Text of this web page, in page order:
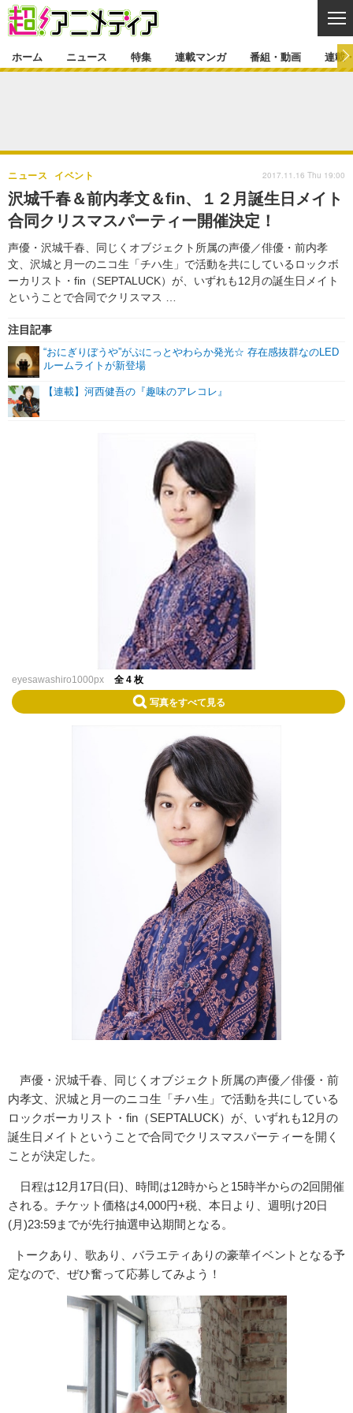
ゲーム・アプリ マンガ
グッズ イベント
声優 コスプレ
舞台 新帝スタ
特集一覧 カバー
ラキりす
連載マンガ
連載マンガ一覧 連載一覧
番組・動画
番組・動画一覧 ラジオ
動画
連載・ブログ
連載・ブログ一覧 コラム
編集部ブログ・お知らせ
ホーム ニュース 特集 連載マンガ 番組・動画 連載
沢城千春＆前内孝文＆fin、１２月誕生日メイト
合同クリスマスパーティー開催決定！
声優・沢城千春、同じくオブジェクト所属の声優／俳優・前内孝
文、沢城と月一のニコ生「チハ生」で活動を共にしているロックボ
ーカリスト・fin（SEPTALUCK）が、いずれも12月の誕生日メイト
ということで合同でクリスマス …
ニュース イベント
注目記事
“おにぎりぼうや”がぷにっとやわらか発光☆ 存在感抜群なのLED
ルームライトが新登場
【連載】河西健吾の『趣味のアレコレ』
2017.11.16 Thu 19:00
eyesawashiro1000px 全 4 枚
写真をすべて見る
声優・沢城千春、同じくオブジェクト所属の声優／俳優・前
内孝文、沢城と月一のニコ生「チハ生」で活動を共にしている
ロックボーカリスト・fin（SEPTALUCK）が、いずれも12月の
誕生日メイトということで合同でクリスマスパーティーを開く
ことが決定した。
日程は12月17日(日)、時間は12時からと15時半からの2回開催
される。チケット価格は4,000円+税、本日より、週明け20日
(月)23:59までが先行抽選申込期間となる。
トークあり、歌あり、バラエティありの豪華イベントとなる予
定なので、ぜひ奮って応募してみよう！